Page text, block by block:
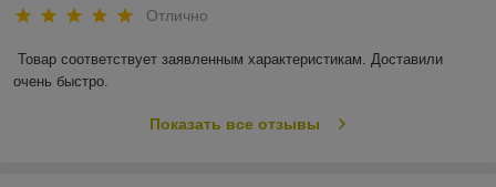
Отлично
Товар соответствует заявленным характеристикам. Доставили
очень быстро.
Показать все отзывы